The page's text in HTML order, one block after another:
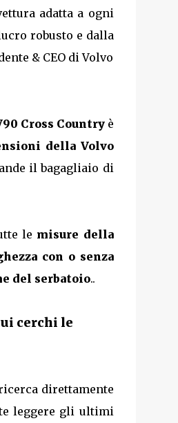
adatta a ogni
robusto e dalla
& CEO di Volvo
Cross Countryè
della Volvo
il bagagliaio di
le misure della
con o senza
del serbatoio..
cerchi le
direttamente
leggere gli ultimi